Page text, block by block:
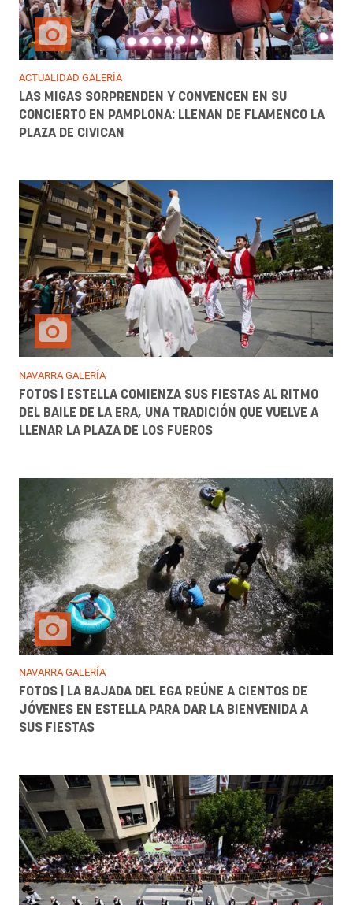
ACTUALIDAD GALERÍA
LAS MIGAS SORPRENDEN Y CONVENCEN EN SU
CONCIERTO EN PAMPLONA: LLENAN DE FLAMENCO LA
PLAZA DE CIVICAN
NAVARRA GALERÍA
FOTOS | ESTELLA COMIENZA SUS FIESTAS AL RITMO
DEL BAILE DE LA ERA, UNA TRADICIÓN QUE VUELVE A
LLENAR LA PLAZA DE LOS FUEROS
NAVARRA GALERÍA
FOTOS | LA BAJADA DEL EGA REÚNE A CIENTOS DE
JÓVENES EN ESTELLA PARA DAR LA BIENVENIDA A
SUS FIESTAS